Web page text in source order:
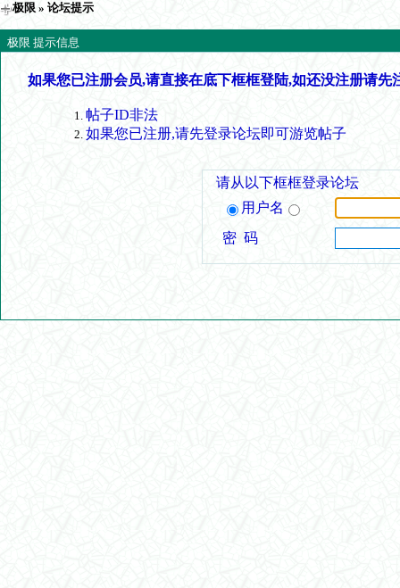
极限 » 论坛提示
极限 提示信息
如果您已注册会员,请直接在底下框框登陆,如还没注册请先
帖子ID非法
如果您已注册,请先登录论坛即可游览帖子
请从以下框框登录论坛
用户名
密 码